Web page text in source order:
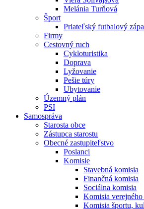
Melánia Turňová
Šport
Priateľský futbalový
Firmy
Cestovný ruch
Cykloturistika
Doprava
Lyžovanie
Pešie túry
Ubytovanie
Územný plán
PSI
Samospráva
Starosta obce
Zástupca starostu
Obecné zastupiteľstvo
Poslanci
Komisie
Stavebná komisia
Finančná komisia
Sociálna komisia
Komisia
Komisia športu,